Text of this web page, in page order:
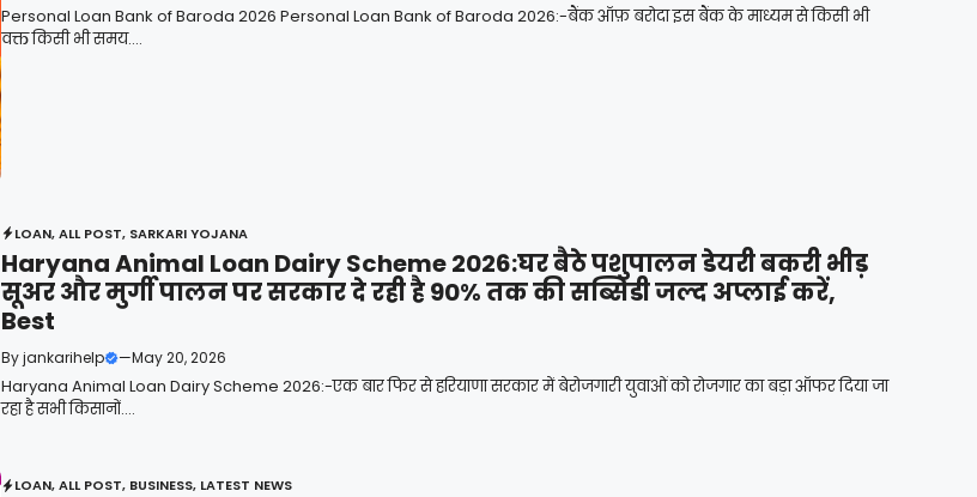
Personal Loan Bank of Baroda 2026 Personal Loan Bank of Baroda 2026:-बैंक ऑफ़ बरोदा इस बैंक के माध्यम से किसी भी
वक्त किसी भी समय....
LOAN,ALL POST, SARKARI YOJANA
Haryana Animal Loan Dairy Scheme 2026:घर बैठे पशुपालन डेयरी बकरी भीड़
सूअर और मुर्गी पालन पर सरकार दे रही है 90% तक की सब्सिडी जल्द अप्लाई करें,
Best
Byjankarihelp —May 20, 2026
Haryana Animal Loan Dairy Scheme 2026:-एक बार फिर से हरियाणा सरकार में बेरोजगारी युवाओं को रोजगार का बड़ा ऑफर दिया जा
रहा है सभी किसानों....
LOAN,ALL POST, BUSINESS, LATEST NEWS